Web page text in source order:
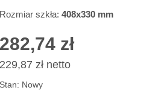
Rozmiar szkła: 408x330 mm
282,74 zł
229,87 zł netto
Stan: Nowy